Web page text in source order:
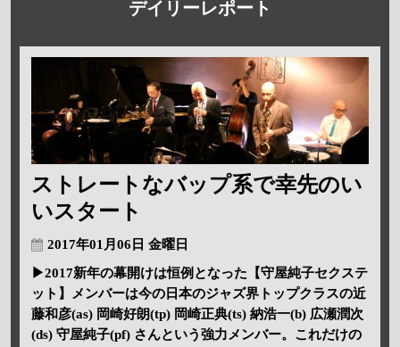
デイリーレポート
ストレートなバップ系で幸先のい
いスタート
2017年01月06日 金曜日
▶2017新年の幕開けは恒例となった【守屋純子セクステ
ット】メンバーは今の日本のジャズ界トップクラスの近
藤和彦(as) 岡崎好朗(tp) 岡崎正典(ts) 納浩一(b) 広瀬潤次
(ds) 守屋純子(pf) さんという強力メンバー。これだけの